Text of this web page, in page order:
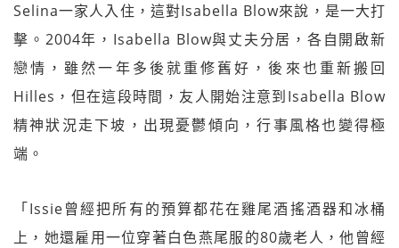
Selina一家人入住，這對Isabella Blow來說，是一大打
擊。2004年，Isabella Blow與丈夫分居，各自開啟新
戀情，雖然一年多後就重修舊好，後來也重新搬回
Hilles，但在這段時間，友人開始注意到Isabella Blow
精神狀況走下坡，出現憂鬱傾向，行事風格也變得極
端。
「Issie曾經把所有的預算都花在雞尾酒搖酒器和冰桶
上，她還雇用一位穿著白色燕尾服的80歲老人，他曾經